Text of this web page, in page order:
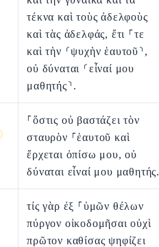
τέκνα καὶ τοὺς ἀδελφοὺς
καὶ τὰς ἀδελφάς, ἔτι ⸀τε
καὶ τὴν ⸂ψυχὴν ἑαυτοῦ⸃,
οὐ δύναται ⸂εἶναί μου
μαθητής⸃.
⸀ὅστις οὐ βαστάζει τὸν
σταυρὸν ⸀ἑαυτοῦ καὶ
ἔρχεται ὀπίσω μου, οὐ
δύναται εἶναί μου μαθητής.
τίς γὰρ ἐξ ⸀ὑμῶν θέλων
πύργον οἰκοδομῆσαι οὐχὶ
πρῶτον καθίσας ψηφίζει